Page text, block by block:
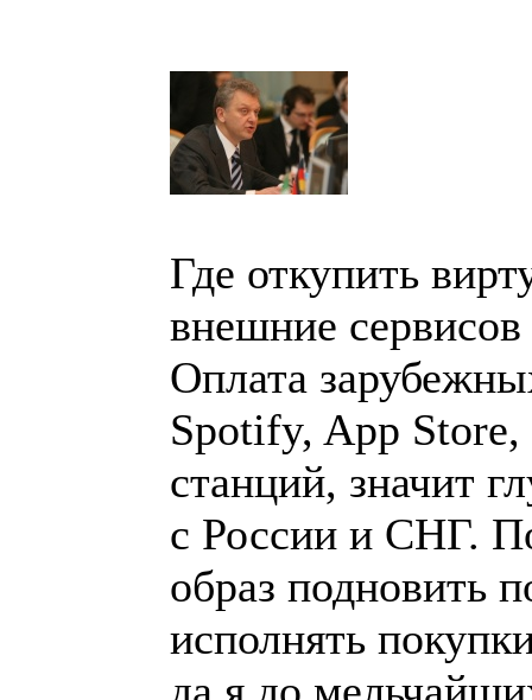
Где откупить
внешние
Оплата
Spotify, App
станций, значит
с России и СНГ.
образ подновить
исполнять